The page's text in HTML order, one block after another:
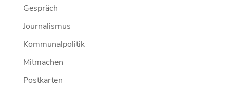
Gespräch
Journalismus
Kommunalpolitik
Mitmachen
Postkarten